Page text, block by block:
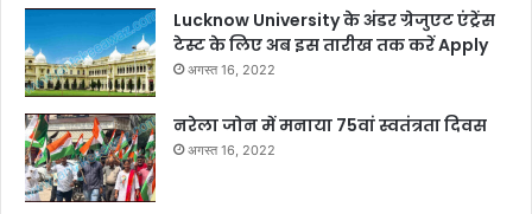
Lucknow University के अंडर ग्रेजुएट एंट्रेंस
टेस्ट के लिए अब इस तारीख तक करें Apply
अगस्त 16, 2022
नरेला जोन में मनाया 75वां स्वतंत्रता दिवस
अगस्त 16, 2022